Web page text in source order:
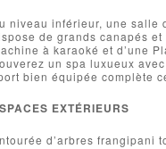
niveau inférieur, une salle
de grands canapés et
à karaoké et d’une
un spa luxueux
bien équipée complète
EXTÉRIEURS
d’arbres frangipani